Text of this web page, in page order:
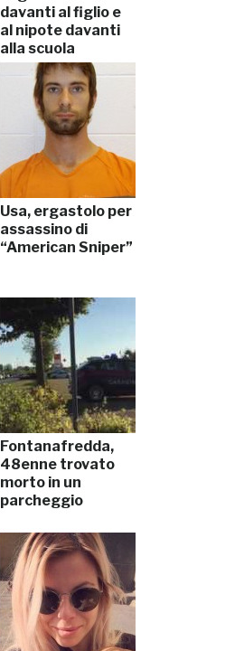
davanti al figlio e
al nipote davanti
alla scuola
Usa, ergastolo per
assassino di
“American Sniper”
Fontanafredda,
48enne trovato
morto in un
parcheggio